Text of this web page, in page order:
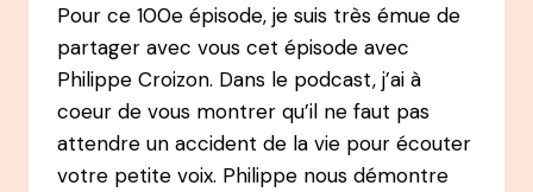
Pour ce 100e épisode, je suis très émue de
partager avec vous cet épisode avec
Philippe Croizon. Dans le podcast, j’ai à
coeur de vous montrer qu’il ne faut pas
attendre un accident de la vie pour écouter
votre petite voix. Philippe nous démontre